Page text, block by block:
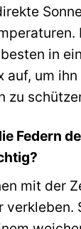
in
auf, um
zu
Federn
mit der
verkleben.